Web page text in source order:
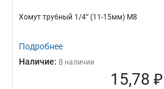
Хомут трубный 1/4” (11-15мм) М8
Подробнее
Наличие: В наличии
15,78 ₽